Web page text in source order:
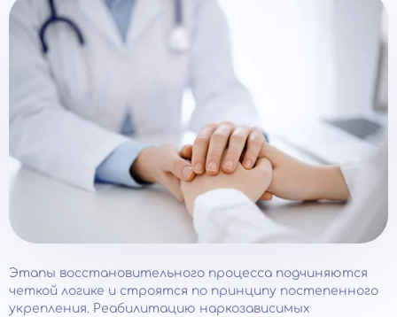
Этапы восстановительного процесса подчиняются
четкой логике и строятся по принципу постепенного
укрепления. Реабилитацию наркозависимых